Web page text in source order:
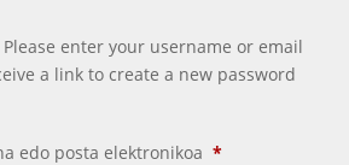
enter your username or email
a link to create a new password
edo posta elektronikoa*Obligatorio